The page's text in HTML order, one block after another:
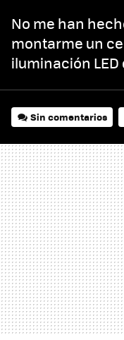
No me han
montarme un
iluminación LED
Sin comentarios